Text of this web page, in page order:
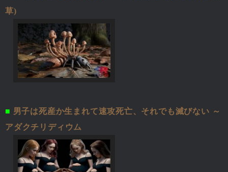
草)
■ 男子は死産か生まれて速攻死亡、それでも滅びない ～
アダクチリディウム